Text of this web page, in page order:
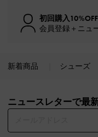
初回購入10%OFF
会員登録＋ニュ
新着商品 シューズ
ニュースレターで最